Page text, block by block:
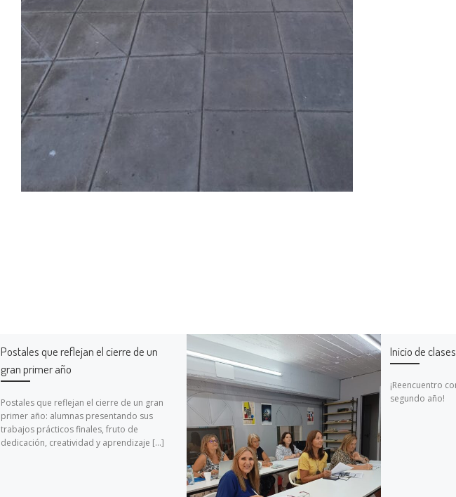
Postales que reflejan el cierre de un
gran primer año
Postales que reflejan el cierre de un gran
primer año: alumnas presentando sus
trabajos prácticos finales, fruto de
dedicación, creatividad y aprendizaje […]
Inicio de
¡Reencuentro
segundo año!